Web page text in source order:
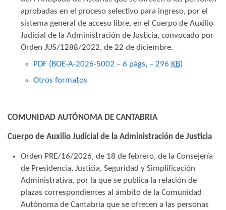
aprobadas en el proceso selectivo para ingreso, por el
sistema general de acceso libre, en el Cuerpo de Auxilio
Judicial de la Administración de Justicia, convocado por
Orden JUS/1288/2022, de 22 de diciembre.
PDF (BOE-A-2026-5002 – 6 págs. – 296 KB)
Otros formatos
COMUNIDAD AUTÓNOMA DE CANTABRIA
Cuerpo de Auxilio Judicial de la Administración de Justicia
Orden PRE/16/2026, de 18 de febrero, de la Consejería
de Presidencia, Justicia, Seguridad y Simplificación
Administrativa, por la que se publica la relación de
plazas correspondientes al ámbito de la Comunidad
Autónoma de Cantabria que se ofrecen a las personas